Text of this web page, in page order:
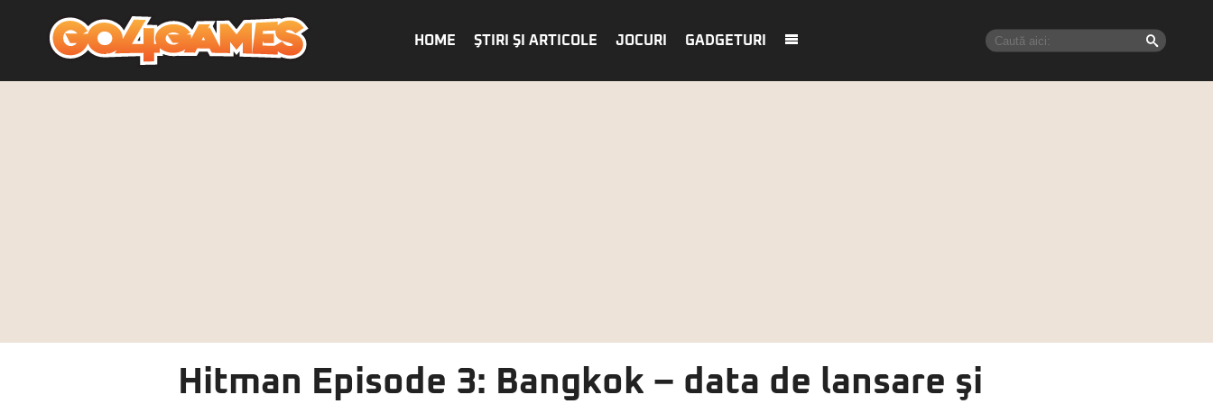
HOME ŞTIRI ŞI ARTICOLE JOCURI GADGETURI
Hitman Episode 3: Bangkok – data de lansare şi